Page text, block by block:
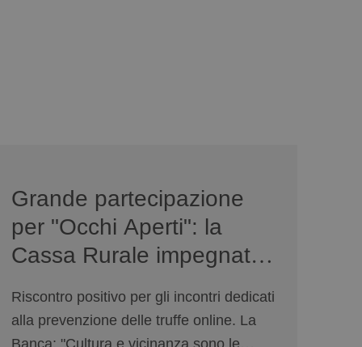
Grande partecipazione
per "Occhi Aperti": la
Cassa Rurale impegnata
Riscontro positivo per gli incontri dedicati
alla prevenzione delle truffe online. La
Banca: "Cultura e vicinanza sono le